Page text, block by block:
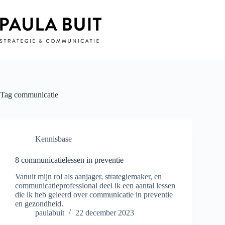
de
inhoud
Tag communicatie
Kennisbase
8 communicatielessen in preventie
Vanuit mijn rol als aanjager, strategiemaker, en
communicatieprofessional deel ik een aantal lessen
die ik heb geleerd over communicatie in preventie
en gezondheid.
paulabuit
22 december 2023